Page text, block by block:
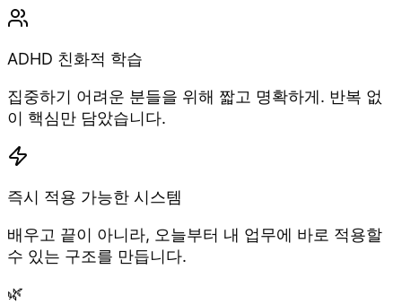
ADHD 친화적 학습
집중하기 어려운 분들을 위해 짧고 명확하게. 반복 없
이 핵심만 담았습니다.
즉시 적용 가능한 시스템
배우고 끝이 아니라, 오늘부터 내 업무에 바로 적용할
수 있는 구조를 만듭니다.
🌿